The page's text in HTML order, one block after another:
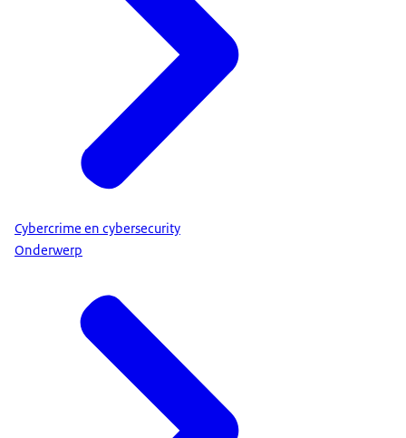
Cybercrime en cybersecurity
Onderwerp